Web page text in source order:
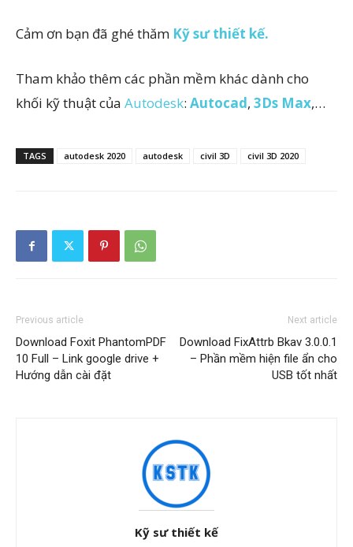
Cảm ơn bạn đã ghé thăm Kỹ sư thiết kế.
Tham khảo thêm các phần mềm khác dành cho
khối kỹ thuật của Autodesk: Autocad, 3Ds Max,…
TAGS autodesk 2020 autodesk civil 3D civil 3D 2020
Previous article
Download Foxit PhantomPDF
10 Full – Link google drive +
Hướng dẫn cài đặt
Next article
Download FixAttrb Bkav 3.0.0.1
– Phần mềm hiện file ẩn cho
USB tốt nhất
Kỹ sư thiết kế